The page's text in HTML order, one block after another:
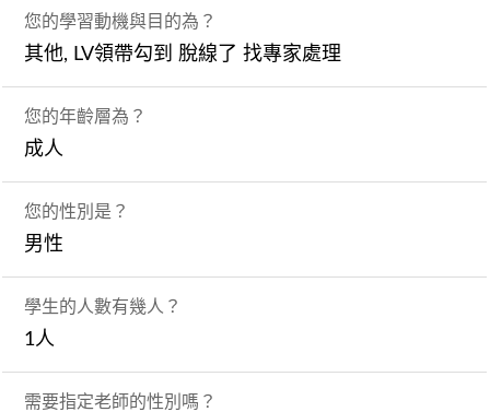
您的學習動機與目的為？
其他, LV領帶勾到 脫線了 找專家處理
您的年齡層為？
成人
您的性別是？
男性
學生的人數有幾人？
1人
需要指定老師的性別嗎？